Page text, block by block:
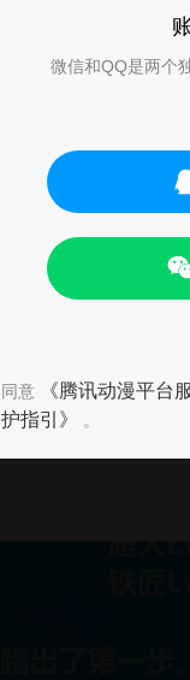
微信和QQ是两个
同意 《腾讯动漫平台
护指引》
。